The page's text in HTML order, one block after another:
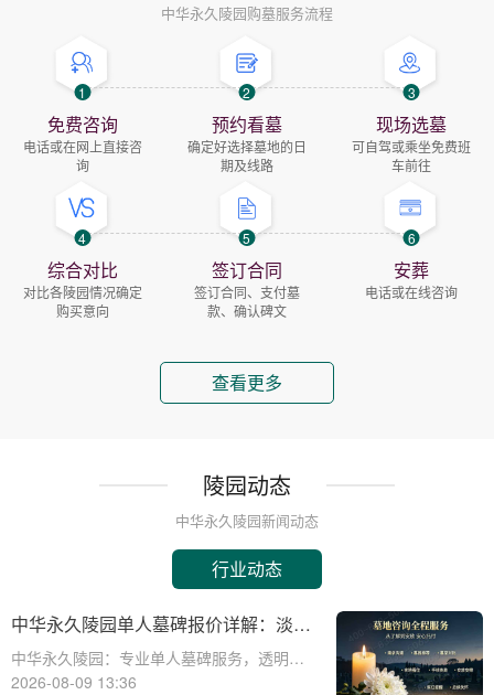
中华永久陵园购墓服务流程
1
免费咨询
电话或在网上直接咨
询
2
预约看墓
确定好选择墓地的日
期及线路
3
现场选墓
可自驾或乘坐免费班
车前往
4
综合对比
对比各陵园情况确定
购买意向
5
签订合同
签订合同、支付墓
款、确认碑文
6
安葬
电话或在线咨询
查看更多
陵园动态
中华永久陵园新闻动态
行业动态
中华永久陵园单人墓碑报价详解：淡季
下单享数千元优惠
中华永久陵园：专业单人墓碑服务，透明报
价与淡季优惠助力您选择理想安息之地☎ 中
2026-08-09 13:36